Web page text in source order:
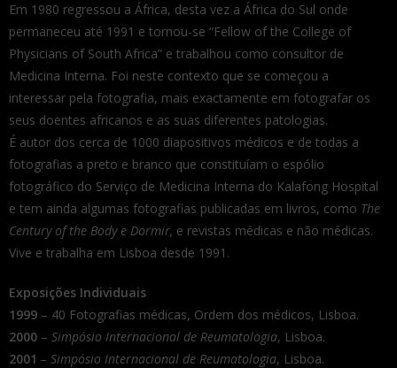
Em 1980 regressou a África, desta vez a África do Sul onde
permaneceu até 1991 e tornou-se “Fellow of the College of
Physicians of South Africa” e trabalhou como consultor de
Medicina Interna. Foi neste contexto que se começou a
interessar pela fotografia, mais exactamente em fotografar os
seus doentes africanos e as suas diferentes patologias.
É autor dos cerca de 1000 diapositivos médicos e de todas a
fotografias a preto e branco que constituíam o espólio
fotográfico do Serviço de Medicina Interna do Kalafong Hospital
e tem ainda algumas fotografias publicadas em livros, como The
Century of the Body e Dormir, e revistas médicas e não médicas.
Vive e trabalha em Lisboa desde 1991.
Exposições Individuais
1999 – 40 Fotografias médicas, Ordem dos médicos, Lisboa.
2000 – Simpósio Internacional de Reumatologia, Lisboa.
2001 – Simpósio Internacional de Reumatologia, Lisboa.